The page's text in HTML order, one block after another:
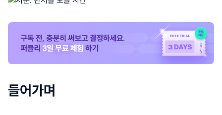
들어가며